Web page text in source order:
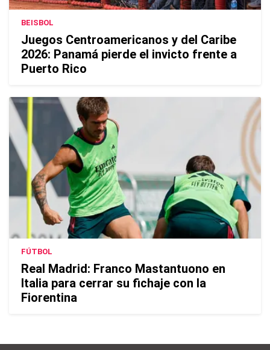
BEISBOL
Juegos Centroamericanos y del Caribe
2026: Panamá pierde el invicto frente a
Puerto Rico
FÚTBOL
Real Madrid: Franco Mastantuono en
Italia para cerrar su fichaje con la
Fiorentina